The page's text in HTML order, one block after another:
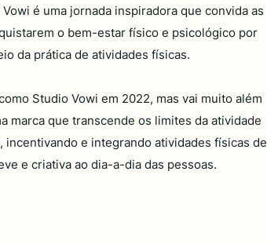
Vowi é uma jornada inspiradora que convida as
o bem-estar físico e psicológico por
da prática de atividades físicas.
Studio Vowi em 2022, mas vai muito além
marca que transcende os limites da atividade
incentivando e integrando atividades físicas de
e criativa ao dia-a-dia das pessoas.